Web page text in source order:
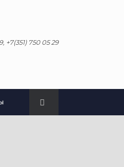
+7(351) 750 05 29